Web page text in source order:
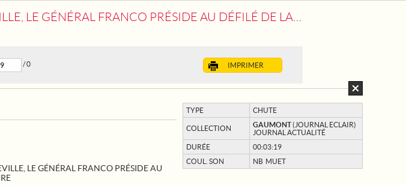
GÉNÉRAL FRANCO PRÉSIDE AU DÉFILÉ DE LA VICTOIRE
IMPRIMER
/ 0
TYPE CHUTE
COLLECTION GAUMONT(JOURNAL ECLAIR)
JOURNAL ACTUALITÉ
DURÉE
00:03:19
COUL. SON
NB MUET
LE GÉNÉRAL FRANCO PRÉSIDE AU